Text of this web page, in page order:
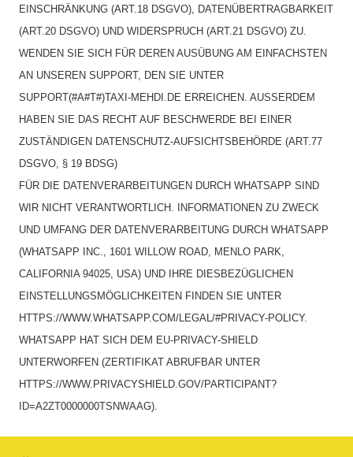
EINSCHRÄNKUNG (ART.18 DSGVO), DATENÜBERTRAGBARKEIT
(ART.20 DSGVO) UND WIDERSPRUCH (ART.21 DSGVO) ZU.
WENDEN SIE SICH FÜR DEREN AUSÜBUNG AM EINFACHSTEN
AN UNSEREN SUPPORT, DEN SIE UNTER
SUPPORT(#A#T#)TAXI-MEHDI.DE ERREICHEN. AUSSERDEM
HABEN SIE DAS RECHT AUF BESCHWERDE BEI EINER
ZUSTÄNDIGEN DATENSCHUTZ-AUFSICHTSBEHÖRDE (ART.77
DSGVO, § 19 BDSG)
FÜR DIE DATENVERARBEITUNGEN DURCH WHATSAPP SIND
WIR NICHT VERANTWORTLICH. INFORMATIONEN ZU ZWECK
UND UMFANG DER DATENVERARBEITUNG DURCH WHATSAPP
(WHATSAPP INC., 1601 WILLOW ROAD, MENLO PARK,
CALIFORNIA 94025, USA) UND IHRE DIESBEZÜGLICHEN
EINSTELLUNGSMÖGLICHKEITEN FINDEN SIE UNTER
HTTPS://WWW.WHATSAPP.COM/LEGAL/#PRIVACY-POLICY.
WHATSAPP HAT SICH DEM EU-PRIVACY-SHIELD
UNTERWORFEN (ZERTIFIKAT ABRUFBAR UNTER
HTTPS://WWW.PRIVACYSHIELD.GOV/PARTICIPANT?
ID=A2ZT0000000TSNWAAG).